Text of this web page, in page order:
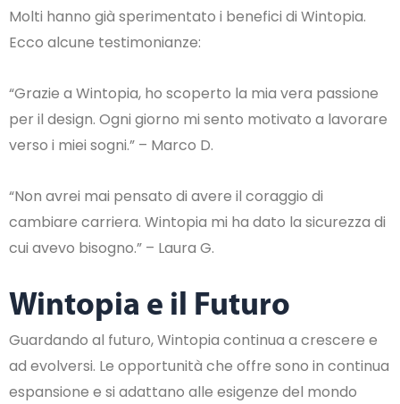
Molti hanno già sperimentato i benefici di Wintopia.
Ecco alcune testimonianze:
“Grazie a Wintopia, ho scoperto la mia vera passione
per il design. Ogni giorno mi sento motivato a lavorare
verso i miei sogni.” – Marco D.
“Non avrei mai pensato di avere il coraggio di
cambiare carriera. Wintopia mi ha dato la sicurezza di
cui avevo bisogno.” – Laura G.
Wintopia e il Futuro
Guardando al futuro, Wintopia continua a crescere e
ad evolversi. Le opportunità che offre sono in continua
espansione e si adattano alle esigenze del mondo